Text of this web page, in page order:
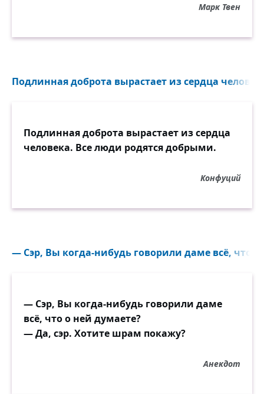
Марк Твен
Подлинная доброта вырастает из сердца
Подлинная доброта вырастает из сердца
человека. Все люди родятся добрыми.
Конфуций
— Сэр, Вы когда-нибудь говорили даме всё, что о
— Сэр, Вы когда-нибудь говорили даме
всё, что о ней думаете?
— Да, сэр. Хотите шрам покажу?
Анекдот